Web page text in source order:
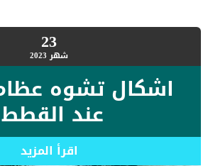
23شهر 2023
اشكال تشوه
عند القطط
اقرأ المزيد